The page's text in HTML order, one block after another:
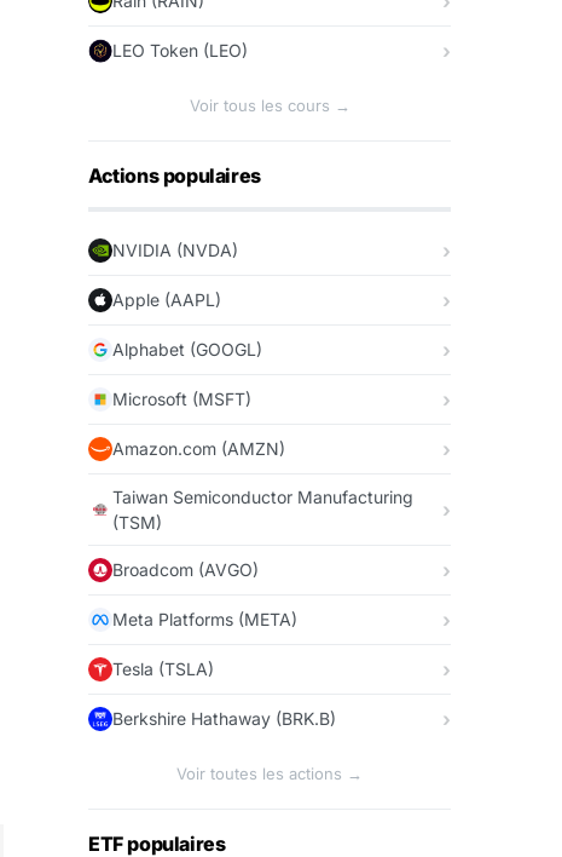
LEO Token (LEO)
Voir tous les cours →
Actions populaires
NVIDIA (NVDA)
Apple (AAPL)
Alphabet (GOOGL)
Microsoft (MSFT)
Amazon.com (AMZN)
Taiwan Semiconductor Manufacturing
(TSM)
Broadcom (AVGO)
Meta Platforms (META)
Tesla (TSLA)
Berkshire Hathaway (BRK.B)
Voir toutes les actions →
ETF populaires